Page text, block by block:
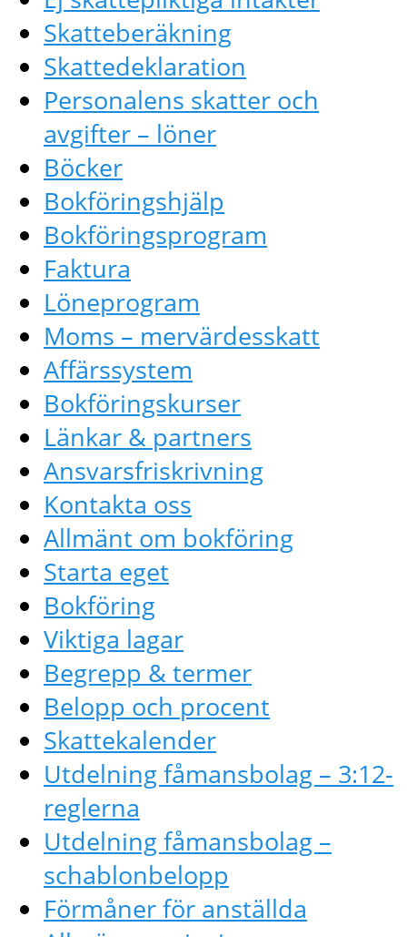
Skatteberäkning
Skattedeklaration
Personalens skatter och
avgifter – löner
Böcker
Bokföringshjälp
Bokföringsprogram
Faktura
Löneprogram
Moms – mervärdesskatt
Affärssystem
Bokföringskurser
Länkar & partners
Ansvarsfriskrivning
Kontakta oss
Allmänt om bokföring
Starta eget
Bokföring
Viktiga lagar
Begrepp & termer
Belopp och procent
Skattekalender
Utdelning fåmansbolag – 3:12-
reglerna
Utdelning fåmansbolag –
schablonbelopp
Förmåner för anställda